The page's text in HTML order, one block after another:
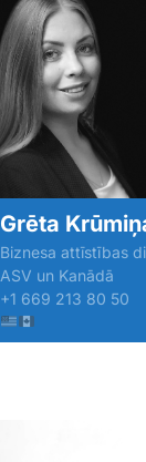
Grēta
Biznesa attīstības
ASV un Kanādā
+1 669 213 80 50